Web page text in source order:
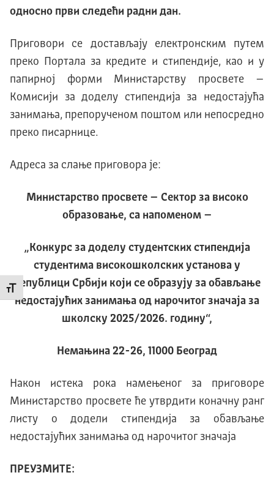
Промени величину слова
односно први следећи радни дан.
Приговори се достављају електронским путем
преко Портала за кредите и стипендије, као и у
папирној форми Министарству просвете –
Комисији за доделу стипендија за недостајућа
занимања, препорученом поштом или непосредно
преко писарнице.
Адреса за слање приговора је:
Министарство просвете – Сектор за високо
образовање, са напоменом –
„Конкурс за доделу студентских стипендија
студентима високошколских установа у
Републици Србији који се образују за обављање
недостајућих занимања од нарочитог значаја за
школску 2025/2026. годину“,
Немањина 22-26, 11000 Београд
Након истека рока намењеног за приговоре
Министарство просвете ће утврдити коначну ранг
листу о додели стипендија за обављање
недостајућих занимања од нарочитог значаја
ПРЕУЗМИТЕ: